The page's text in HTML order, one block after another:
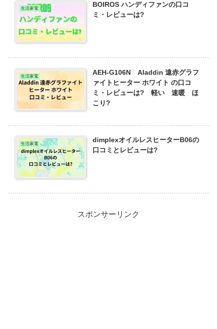
生活家電
BOIROS ハンディファンの口コ
ミ・レビューは?
生活家電
AEH-G106N Aladdin 遠赤グラフ
ァイトヒーター ホワイト の口コ
ミ・レビューは? 軽い 速暖 ほ
こり?
生活家電
dimplexオイルレスヒーターB06の
口コミとレビューは?
スポンサーリンク